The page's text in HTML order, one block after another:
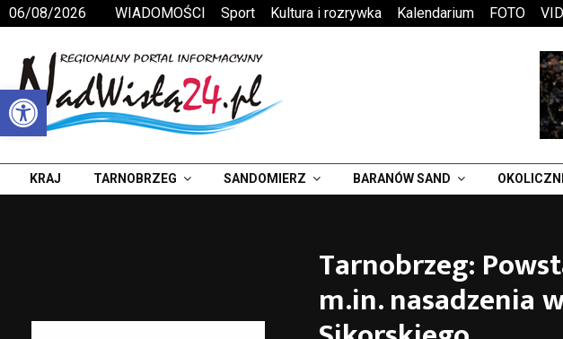
Otwórz pasek narzędzi
06/08/2026 WIADOMOŚCI Sport Kultura i rozrywka Kalendarium FOTO
KRAJ TARNOBRZEG SANDOMIERZ BARANÓW SAND
Tarnobrzeg:
m.in. nasadzenia